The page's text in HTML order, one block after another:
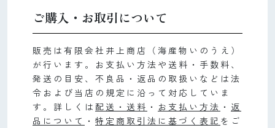
ご購入・お取引について
販売は有限会社井上商店（海産物いのうえ）
が行います。お支払い方法や送料・手数料、
発送の目安、不良品・返品の取扱いなどは法
令および当店の規定に沿って対応していま
す。詳しくは 配送・送料 ・ お支払い方法 ・ 返
品について ・ 特定商取引法に基づく表記 をご